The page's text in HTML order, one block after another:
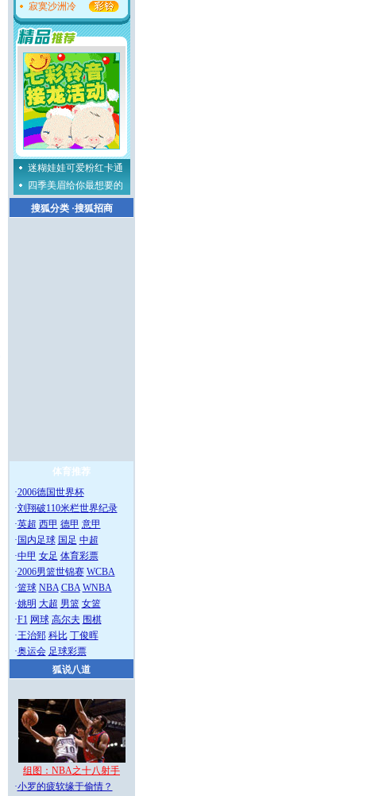
寂寞沙洲冷
迷糊娃娃可爱粉红卡通
四季美眉给你最想要的
搜狐分类·搜狐招商
体育推荐
·2006德国世界杯
·刘翔破110米栏世界纪录
·英超 西甲 德甲 意甲
· 国内足球 国足 中超
·中甲 女足 体育彩票
·2006男篮世锦赛 WCBA
·篮球 NBA CBA WNBA
·姚明 大超 男篮 女篮
·F1 网球 高尔夫 围棋
·王治郅 科比 丁俊晖
·奥运会 足球彩票
狐说八道
组图：NBA之十八射手
·小罗的疲软缘于偷情？